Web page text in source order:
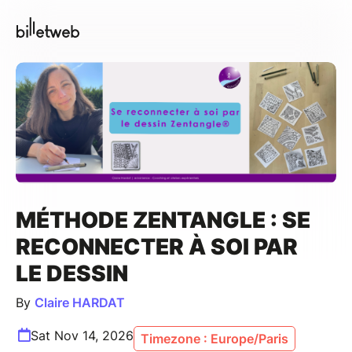
MÉTHODE ZENTANGLE : SE
RECONNECTER À SOI PAR
LE DESSIN
By Claire HARDAT
Sat Nov 14, 2026 Timezone : Europe/Paris